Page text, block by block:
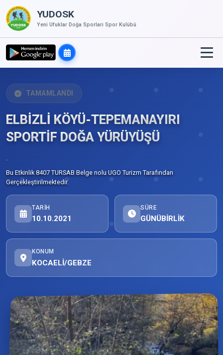
YUDOSK
Yeni Ufuklar Doğa Sporları Spor Kulübü
TAMAMLANDI
ELBİZLİ KÖYÜ-TEPEMANAYIRI
SPORTİF DOĞA YÜRÜYÜŞÜ
.
Bu Etkinlik 8407 TURSAB Belge nolu UGO Turizm Tarafından
Gerçekleştirilmektedir.
TARIH
10.10.2021
SÜRE
GÜNÜBİRLİK
KONUM
KOCAELİ/GEBZE